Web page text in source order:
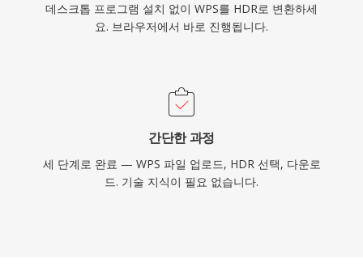
데스크톱 프로그램 설치 없이 WPS를 HDR로 변환하세
요. 브라우저에서 바로 진행됩니다.
간단한 과정
세 단계로 완료 — WPS 파일 업로드, HDR 선택, 다운로
드. 기술 지식이 필요 없습니다.